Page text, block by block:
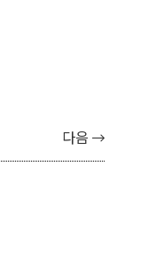
다음